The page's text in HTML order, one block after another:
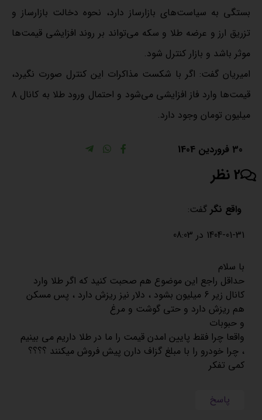
بستگی به سیاست‌های بازارساز دارد، نحوه دخالت بازارساز و
تزریق ارز و عرضه طلا و سکه می‌تواند بر روند افزایشی قیمت‌ها
موثر باشد و بازار کنترل شود.
امیریان گفت: اگر با شکست مذاکرات این کنترل صورت نگیرد،
قیمت‌ها وارد فاز افزایشی می‌شود و احتمال ورود طلا به کانال ۸
میلیون تومان وجود دارد.
30 فروردین 1404
2 نظر
واقع نگر گفت:
1404-01-31 در 08:03
با سلام
حداقل راجع این موضوع هم صحبت کنید که اگر طلا وارد
کانال زیر 6 میلیون بشود ، دلار نیز ریزش دارد ، پس مسکن
هم ریزش دارد و حتی گوشت و مرغ
و حبوبات
واقعا چرا فقط پایین امدن قیمت را ما در طلا داریم می بینیم
، چرا خودرو را با مبلغ گزاف دارن پیش فروش میکنند ؟؟؟؟
کمی تفکر
پاسخ